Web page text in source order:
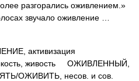
разгорались оживлением.»
звучало оживление …
активизация
живость ОЖИВЛЕННЫЙ,
ОЖИВИТЬ, несов. и сов.